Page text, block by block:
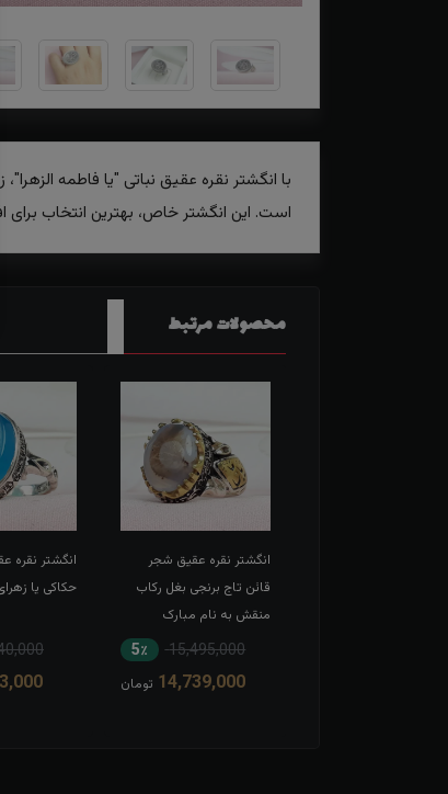
با انگشتر نقره عقیق نباتی "یا فاطمه
است. این انگشتر خاص، بهترین انتخاب
محصولات مرتبط
انگشتر نقره عقیق شجر
قائن تاج برنجی بغل رکاب
منقش به نام مبارک
امیرالمومنین
15,495,000 5٪
14,739,000 تومان
انگشتر نقره
حکاکی یا